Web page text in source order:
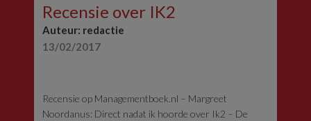
Recensie over IK2
Auteur: redactie
13/02/2017
Recensie op Managementboek.nl – Margreet
Noordanus: Direct nadat ik hoorde over Ik2 – De